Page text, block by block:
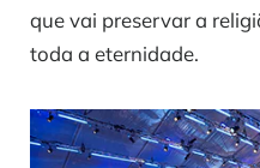
que vai preservar a
toda a eternidade.